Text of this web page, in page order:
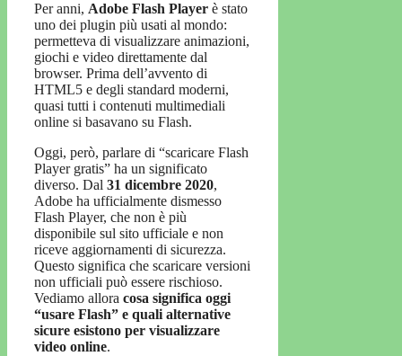
Per anni, Adobe Flash Player è stato
uno dei plugin più usati al mondo:
permetteva di visualizzare animazioni,
giochi e video direttamente dal
browser. Prima dell’avvento di
HTML5 e degli standard moderni,
quasi tutti i contenuti multimediali
online si basavano su Flash.
Oggi, però, parlare di “scaricare Flash
Player gratis” ha un significato
diverso. Dal 31 dicembre 2020,
Adobe ha ufficialmente dismesso
Flash Player, che non è più
disponibile sul sito ufficiale e non
riceve aggiornamenti di sicurezza.
Questo significa che scaricare versioni
non ufficiali può essere rischioso.
Vediamo allora cosa significa oggi
“usare Flash” e quali alternative
sicure esistono per visualizzare
video online.